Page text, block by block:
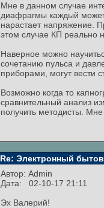
Мне в данном случае
диафрагмы каждый может
нарастает напряжение.
этом случае КП реально
Наверное можно
сочетанию пульса и
приборами, могут вести
Возможно когда то
сравнительный анализ
получить методисты.
Re: Электронный
Автор: Admin
Дата: 02-10-17 21:11
Эх Валерий!